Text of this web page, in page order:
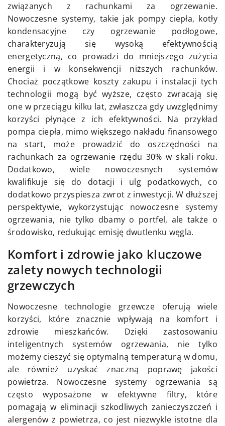
związanych z rachunkami za ogrzewanie.
Nowoczesne systemy, takie jak pompy ciepła, kotły
kondensacyjne czy ogrzewanie podłogowe,
charakteryzują się wysoką efektywnością
energetyczną, co prowadzi do mniejszego zużycia
energii i w konsekwencji niższych rachunków.
Chociaż początkowe koszty zakupu i instalacji tych
technologii mogą być wyższe, często zwracają się
one w przeciągu kilku lat, zwłaszcza gdy uwzględnimy
korzyści płynące z ich efektywności. Na przykład
pompa ciepła, mimo większego nakładu finansowego
na start, może prowadzić do oszczędności na
rachunkach za ogrzewanie rzędu 30% w skali roku.
Dodatkowo, wiele nowoczesnych systemów
kwalifikuje się do dotacji i ulg podatkowych, co
dodatkowo przyspiesza zwrot z inwestycji. W dłuższej
perspektywie, wykorzystując nowoczesne systemy
ogrzewania, nie tylko dbamy o portfel, ale także o
środowisko, redukując emisję dwutlenku węgla.
Komfort i zdrowie jako kluczowe
zalety nowych technologii
grzewczych
Nowoczesne technologie grzewcze oferują wiele
korzyści, które znacznie wpływają na komfort i
zdrowie mieszkańców. Dzięki zastosowaniu
inteligentnych systemów ogrzewania, nie tylko
możemy cieszyć się optymalną temperaturą w domu,
ale również uzyskać znaczną poprawę jakości
powietrza. Nowoczesne systemy ogrzewania są
często wyposażone w efektywne filtry, które
pomagają w eliminacji szkodliwych zanieczyszczeń i
alergenów z powietrza, co jest niezwykle istotne dla